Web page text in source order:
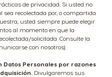
de privacidad. Si usted no
recolectada por, o compartida
usted siempre puede elegir
al momento en que la
solicitada. Consulte la
con nosotros).
Datos Personales por razones
Divulgaremos sus
Costa Rica
Spanish
Czech